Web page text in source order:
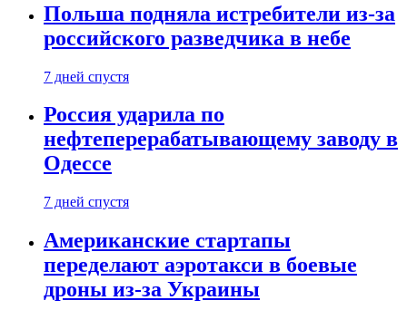
Польша подняла истребители из-за
российского разведчика в небе
7 дней спустя
Россия ударила по
нефтеперерабатывающему заводу в
Одессе
7 дней спустя
Американские стартапы
переделают аэротакси в боевые
дроны из-за Украины